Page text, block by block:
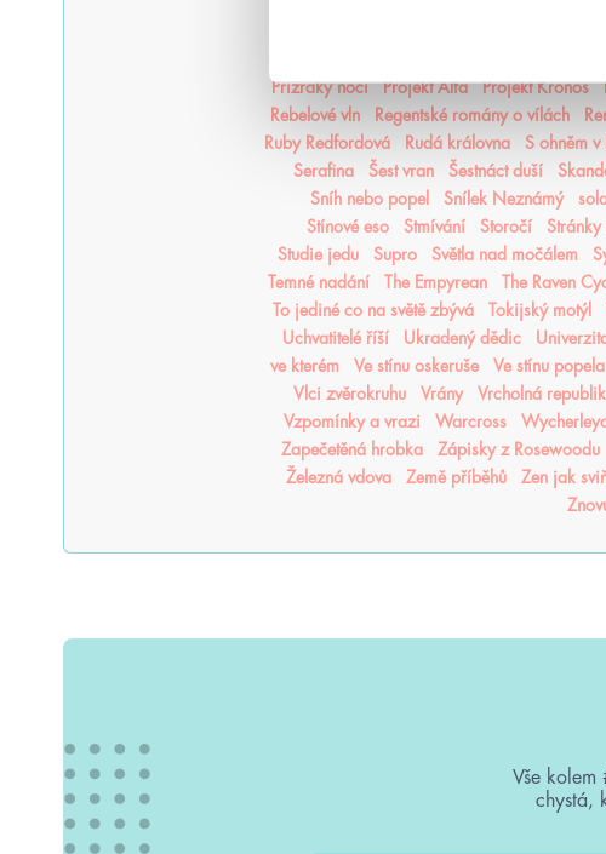
Přízraky noci
Projekt Alfa Projekt Kronos
Rebelové vln
Regentské romány o vílách
Ruby Redfordová
Rudá královna S ohněm v
Serafina
Šest vran Šestnáct duší
Sníh nebo popel
Snílek Neznámý
Stínové eso
Stmívání Storočí Stránky
Studie jedu
Supro Světla nad močálem
Temné nadání
The Empyrean The Raven
To jediné co na světě zbývá
Tokijský motýl
Uchvatitelé říší
Ukradený dědic
ve kterém
Ve stínu oskeruše Ve stínu popela
Vlci zvěrokruhu
Vrány Vrcholná
Vzpomínky a vrazi
Warcross
Zapečetěná hrobka
Zápisky z Rosewoodu
Železná vdova
Země příběhů Zen jak
Vše kolem
chystá,